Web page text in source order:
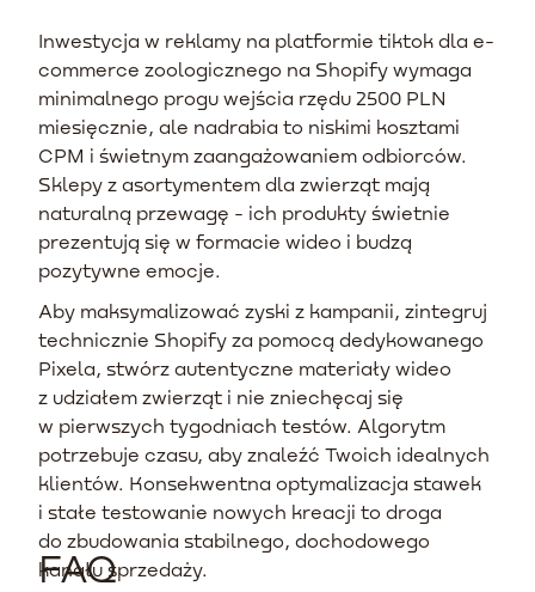
Inwestycja w reklamy na platformie tiktok dla e-
commerce zoologicznego na Shopify wymaga
minimalnego progu wejścia rzędu 2500 PLN
miesięcznie, ale nadrabia to niskimi kosztami
CPM i świetnym zaangażowaniem odbiorców.
Sklepy z asortymentem dla zwierząt mają
naturalną przewagę - ich produkty świetnie
prezentują się w formacie wideo i budzą
pozytywne emocje.
Aby maksymalizować zyski z kampanii, zintegruj
technicznie Shopify za pomocą dedykowanego
Pixela, stwórz autentyczne materiały wideo
z udziałem zwierząt i nie zniechęcaj się
w pierwszych tygodniach testów. Algorytm
potrzebuje czasu, aby znaleźć Twoich idealnych
klientów. Konsekwentna optymalizacja stawek
i stałe testowanie nowych kreacji to droga
do zbudowania stabilnego, dochodowego
kanału sprzedaży.
FAQ